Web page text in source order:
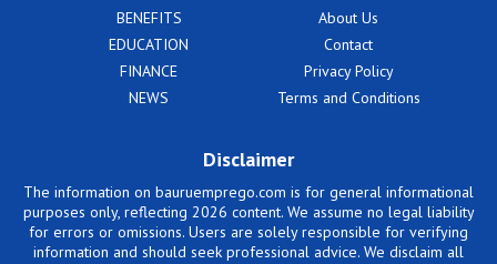
BENEFITS
EDUCATION
FINANCE
NEWS
About Us
Contact
Privacy Policy
Terms and Conditions
Disclaimer
The information on bauruemprego.com is for general informational
purposes only, reflecting 2026 content. We assume no legal liability
for errors or omissions. Users are solely responsible for verifying
information and should seek professional advice. We disclaim all